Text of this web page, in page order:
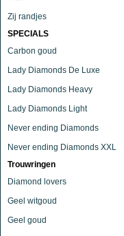
Zij randjes
SPECIALS
Carbon goud
Lady Diamonds De Luxe
Lady Diamonds Heavy
Lady Diamonds Light
Never ending Diamonds
Never ending Diamonds XXL
Trouwringen
Diamond lovers
Geel witgoud
Geel goud